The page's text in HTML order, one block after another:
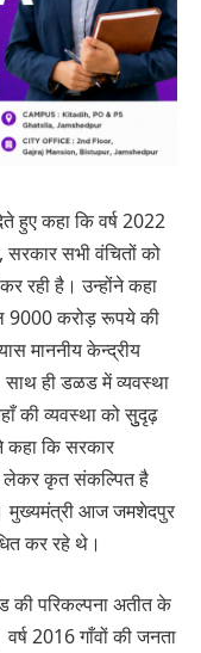
हुए कहा कि वर्ष 2022
सरकार सभी वंचितों को
रही है। उन्होंने कहा
9000 करोड़ रूपये की
माननीय केन्द्रीय
ही डळड में व्यवस्था
की व्यवस्था को सुुदृढ़
कहा कि सरकार
लेकर कृत संकल्पित है
मुख्यमंत्री आज जमशेदपुर
कर रहे थे।
की परिकल्पना अतीत के
2016 गाँवों की जनता